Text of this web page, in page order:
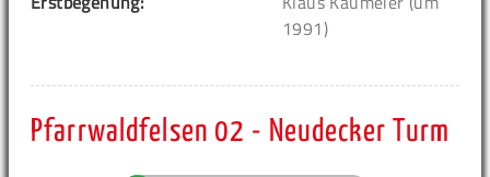
1991)
Pfarrwaldfelsen 02 - Neudecker Turm